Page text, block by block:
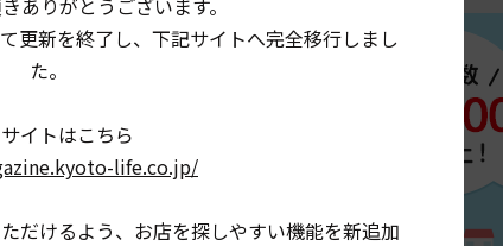
ありがとうございます。
更新を終了し、下記サイトへ完全移行しまし
た。
イトはこちら
life.co.jp/
だけるよう、お店を探しやすい機能を新追加